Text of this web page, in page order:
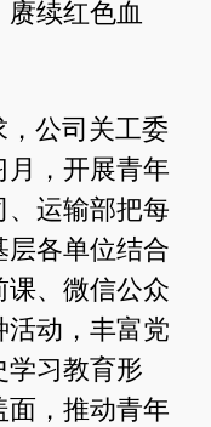
续红色血
公司关工委
月，开展青年
、运输部把每
层各单位结合
课、微信公众
活动，丰富党
学习教育形
面，推动青年